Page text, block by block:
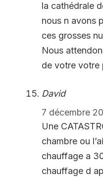
la cathédrale
nous n avons
ces grosses
Nous
de votre votre
David
7 décembre
Une
chambre ou
chauffage a
chauffage d